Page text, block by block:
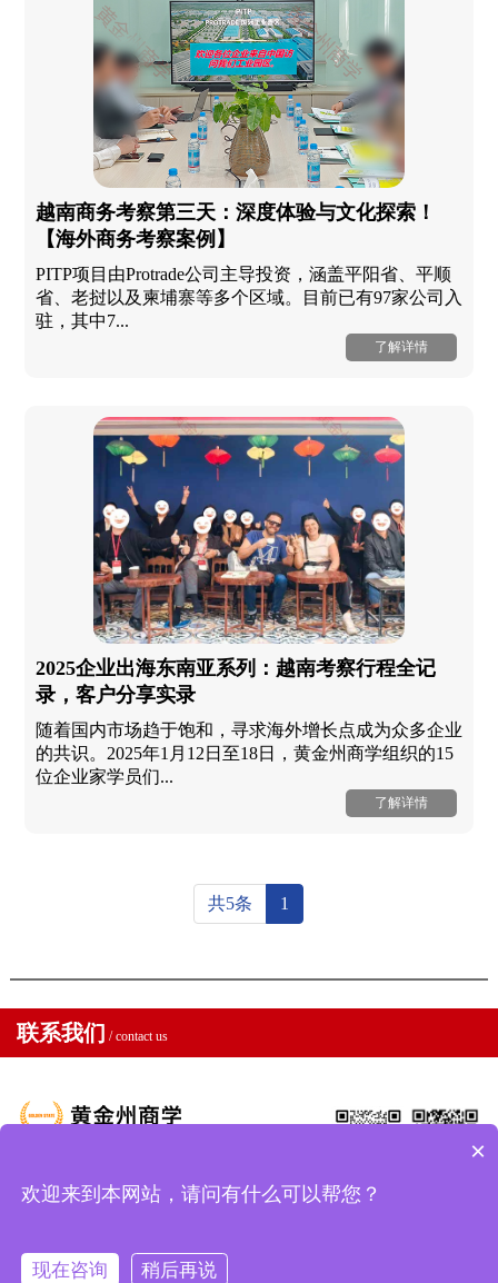
越南商务考察第三天：深度体验与文化探索！
【海外商务考察案例】
PITP项目由Protrade公司主导投资，涵盖平阳省、平顺
省、老挝以及柬埔寨等多个区域。目前已有97家公司入
驻，其中7...
了解详情
2025企业出海东南亚系列：越南考察行程全记
录，客户分享实录
随着国内市场趋于饱和，寻求海外增长点成为众多企业
的共识。2025年1月12日至18日，黄金州商学组织的15
位企业家学员们...
了解详情
共5条 1
联系我们 / contact us
17600782901
加我微
×
欢迎来到本网站，请问有什么可以帮您？
现在咨询 稍后再说